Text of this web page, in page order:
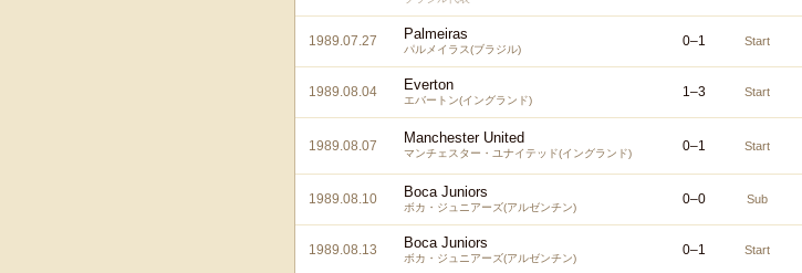
1989.07.27 Palmeiras
パルメイラス(ブラジル)
0–1 Start
1989.08.04 Everton
エバートン(イングランド)
1–3 Start
1989.08.07 Manchester United
マンチェスター・ユナイテッド(イングランド) 0–1 Start
1989.08.10 Boca Juniors
ボカ・ジュニアーズ(アルゼンチン)
0–0 Sub
1989.08.13 Boca Juniors
ボカ・ジュニアーズ(アルゼンチン)
0–1 Start